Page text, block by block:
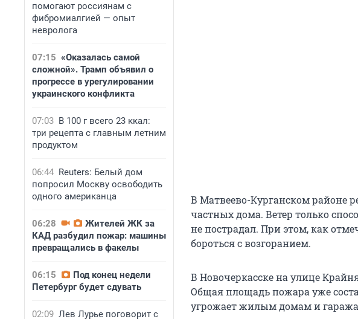
помогают россиянам с
фибромиалгией — опыт
невролога
07:15 «Оказалась самой
сложной». Трамп объявил о
прогрессе в урегулировании
украинского конфликта
07:03 В 100 г всего 23 ккал:
три рецепта с главным летним
продуктом
06:44 Reuters: Белый дом
попросил Москву освободить
одного американца
06:28
Жителей ЖК за
КАД разбудил пожар: машины
превращались в факелы
06:15
Под конец недели
Петербург будет сдувать
02:09 Лев Лурье поговорит с
В Матвеево-Курганском районе
частных дома. Ветер только
не пострадал. При этом, как
бороться с возгоранием.
В Новочеркасске на улице
Общая площадь пожара уже
угрожает жилым домам и